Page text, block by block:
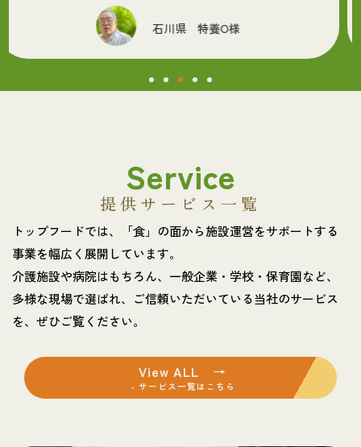
高知
Service
提供サービス一覧
トップフードでは、「食」の面から施設運営をサポートする
事業を幅広く展開しています。
介護施設や病院はもちろん、一般企業・学校・保育園など、
多様な現場で選ばれ、ご信頼いただいている当社のサービス
を、ぜひご覧ください。
View ALL →
- サービス一覧はこちら